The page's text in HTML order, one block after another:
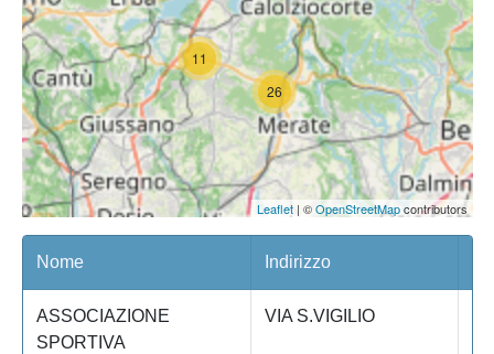
11
26
Leaflet| ©OpenStreetMapcontributors
Nome Indirizzo
ASSOCIAZIONE
SPORTIVA
VIA S.VIGILIO